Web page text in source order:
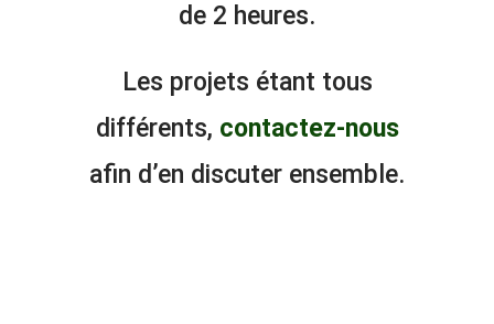
de 2 heures.
Les projets étant tous
différents, contactez-nous
afin d’en discuter ensemble.